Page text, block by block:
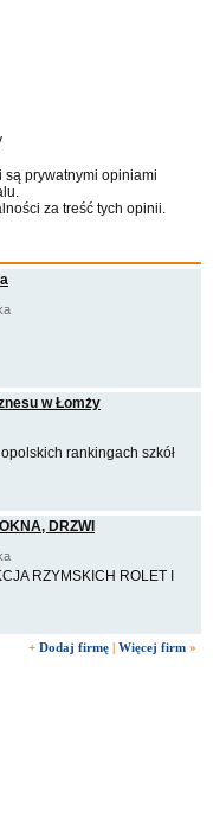
są prywatnymi opiniami
za treść tych opinii.
w Łomży
rankingach szkół
DRZWI
RZYMSKICH ROLET I
+ Dodaj firmę | Więcej firm »